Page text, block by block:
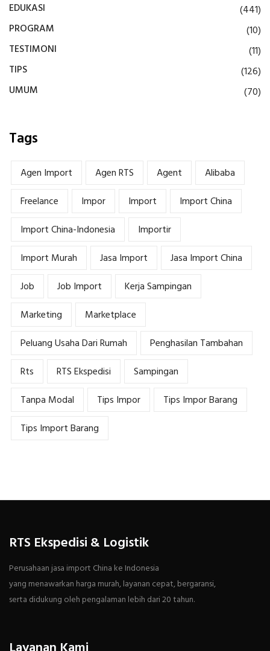
EDUKASI
(441)
PROGRAM
(10)
TESTIMONI
(11)
TIPS
(126)
UMUM
(70)
Tags
Agen Import Agen RTS Agent
Alibaba
Freelance
Impor Import
Import China
Import China-Indonesia
Importir
Import Murah
Jasa Import
Jasa Import China
Job
Job Import
Kerja Sampingan
Marketing
Marketplace
Peluang Usaha Dari Rumah
Penghasilan Tambahan
Rts
RTS Ekspedisi
Sampingan
Tanpa Modal
Tips Impor
Tips Impor Barang
Tips Import Barang
RTS Ekspedisi & Logistik
Perusahaan jasa import China ke Indonesia
yang menawarkan harga murah, layanan cepat, bergaransi,
serta didukung oleh pengalaman lebih dari 20 tahun.